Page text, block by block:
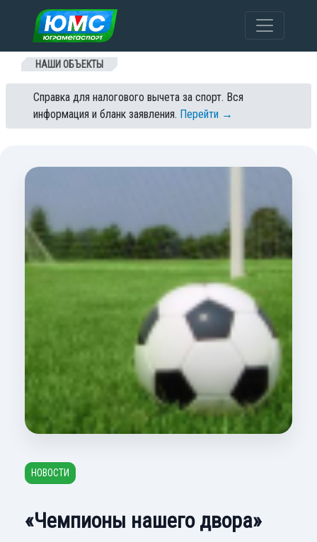
Перейти к содержанию
НАШИ ОБЪЕКТЫ
Справка для налогового вычета за спорт. Вся
информация и бланк заявления. Перейти →
НОВОСТИ
«Чемпионы нашего двора»